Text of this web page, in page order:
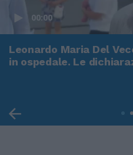
00:00
Leonardo Maria Del
in ospedale. Le